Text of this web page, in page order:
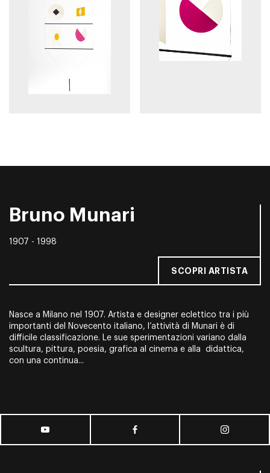
Bruno Munari
1907 - 1998
SCOPRI ARTISTA
Nasce a Milano nel 1907. Artista e designer eclettico tra i più
importanti del Novecento italiano, l’attività di Munari è di
difficile classificazione. Le sue sperimentazioni variano dalla
scultura, pittura, poesia, grafica al cinema e alla didattica,
con una continua...